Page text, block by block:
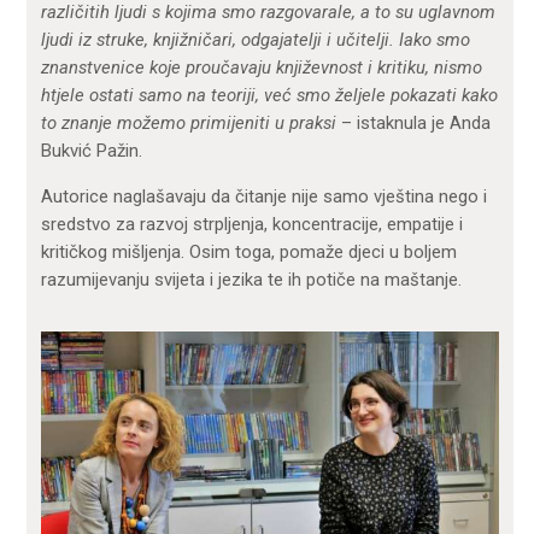
različitih ljudi s kojima smo razgovarale, a to su uglavnom
ljudi iz struke, knjižničari, odgajatelji i učitelji. Iako smo
znanstvenice koje proučavaju književnost i kritiku, nismo
htjele ostati samo na teoriji, već smo željele pokazati kako
to znanje možemo primijeniti u praksi – istaknula je Anda
Bukvić Pažin.
Autorice naglašavaju da čitanje nije samo vještina nego i
sredstvo za razvoj strpljenja, koncentracije, empatije i
kritičkog mišljenja. Osim toga, pomaže djeci u boljem
razumijevanju svijeta i jezika te ih potiče na maštanje.